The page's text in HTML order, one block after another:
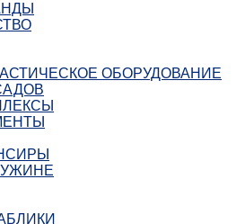
ОБОРУДОВАНИЕ